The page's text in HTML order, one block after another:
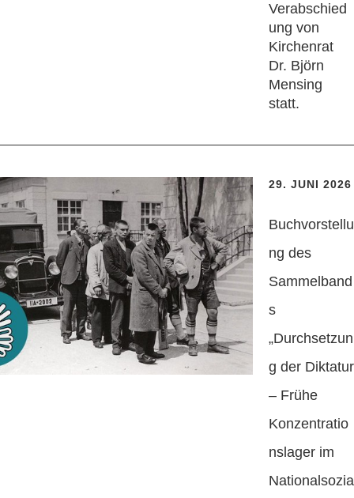
Verabschied
ung von
Kirchenrat
Dr. Björn
Mensing
statt.
29. JUNI 2026
Buchvorstellu
ng des
Sammelband
s
„Durchsetzun
g der Diktatur
– Frühe
Konzentratio
nslager im
Nationalsozia